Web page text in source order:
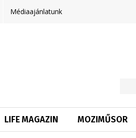
Médiaajánlatunk
LIFE MAGAZIN MOZIMŰSOR